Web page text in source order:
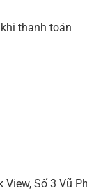
thanh toán
Số 3 Vũ